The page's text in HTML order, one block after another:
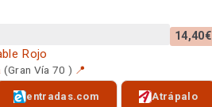
14,40€
Rojo
(Gran Vía 70 ) 📍
entradas.com Atrápalo